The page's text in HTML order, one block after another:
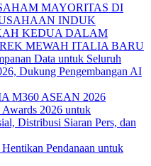
MAYORITAS DI
INDUK
KEDUA DALAM
MEWAH ITALIA BARU
Data untuk Seluruh
Dukung Pengembangan AI
M360 ASEAN 2026
2026 untuk
Distribusi Siaran Pers, dan
Pendanaan untuk